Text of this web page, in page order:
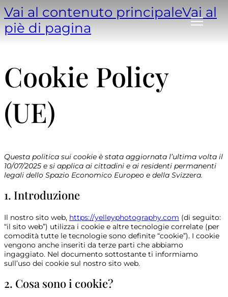
Vai al contenuto principaleVai al
piè di pagina
Cookie Policy
(UE)
Questa politica sui cookie è stata aggiornata l’ultima volta il
10/07/2025 e si applica ai cittadini e ai residenti permanenti
legali dello Spazio Economico Europeo e della Svizzera.
1. Introduzione
Il nostro sito web, https://yelleyphotography.com (di seguito:
“il sito web”) utilizza i cookie e altre tecnologie correlate (per
comodità tutte le tecnologie sono definite “cookie”). I cookie
vengono anche inseriti da terze parti che abbiamo
ingaggiato. Nel documento sottostante ti informiamo
sull’uso dei cookie sul nostro sito web.
2. Cosa sono i cookie?